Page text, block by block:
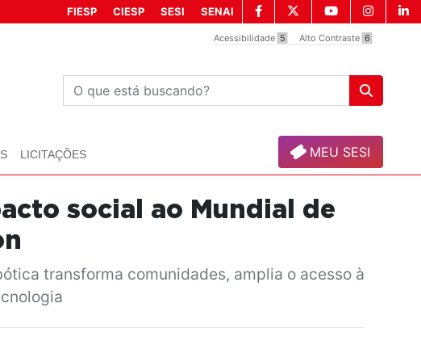
Acessibilidade 5 Alto Contraste 6
FIESP CIESP SESI SENAI
LICITAÇÕES MEU SESI
social ao Mundial de
transforma comunidades, amplia o acesso à